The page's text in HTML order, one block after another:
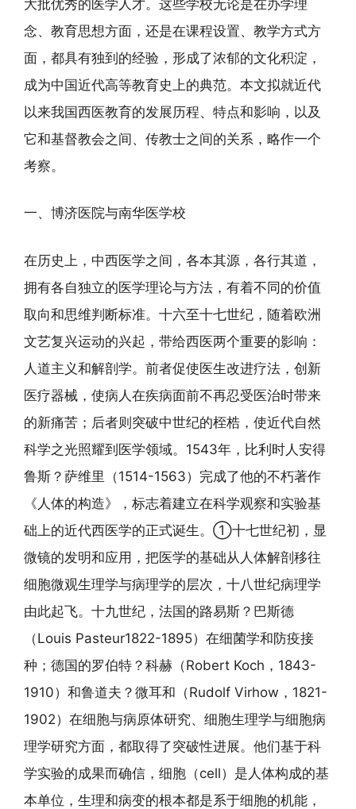
大批优秀的医学人才。这些学校无论是在办学理
念、教育思想方面，还是在课程设置、教学方式方
面，都具有独到的经验，形成了浓郁的文化积淀，
成为中国近代高等教育史上的典范。本文拟就近代
以来我国西医教育的发展历程、特点和影响，以及
它和基督教会之间、传教士之间的关系，略作一个
考察。
一、博济医院与南华医学校
在历史上，中西医学之间，各本其源，各行其道，
拥有各自独立的医学理论与方法，有着不同的价值
取向和思维判断标准。十六至十七世纪，随着欧洲
文艺复兴运动的兴起，带给西医两个重要的影响：
人道主义和解剖学。前者促使医生改进疗法，创新
医疗器械，使病人在疾病面前不再忍受医治时带来
的新痛苦；后者则突破中世纪的桎梏，使近代自然
科学之光照耀到医学领域。1543年，比利时人安得
鲁斯？萨维里（1514-1563）完成了他的不朽著作
《人体的构造》，标志着建立在科学观察和实验基
础上的近代西医学的正式诞生。①十七世纪初，显
微镜的发明和应用，把医学的基础从人体解剖移往
细胞微观生理学与病理学的层次，十八世纪病理学
由此起飞。十九世纪，法国的路易斯？巴斯德
（Louis Pasteur1822-1895）在细菌学和防疫接
种；德国的罗伯特？科赫（Robert Koch，1843-
1910）和鲁道夫？微耳和（Rudolf Virhow，1821-
1902）在细胞与病原体研究、细胞生理学与细胞病
理学研究方面，都取得了突破性进展。他们基于科
学实验的成果而确信，细胞（cell）是人体构成的基
本单位，生理和病变的根本都是系于细胞的机能，